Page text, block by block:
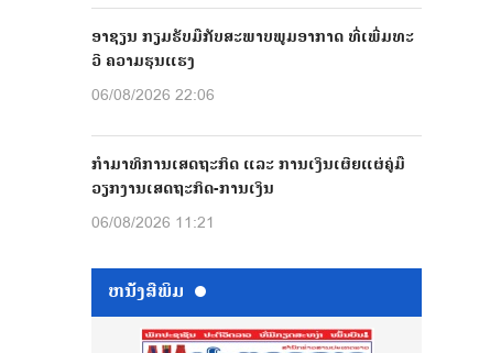
ອາຊຽນ ກຽມຮັບມືກັບສະພາບພູມອາກາດ ທີ່ເພີ່ມທະ
ວີ ຄວາມຮຸນແຮງ
06/08/2026 22:06
ກຳມາທິການເສດຖະກິດ ແລະ ການເງິນເຜີຍແຜ່ຄູ່ມື
ວຽກງານເສດຖະກິດ-ການເງິນ
06/08/2026 11:21
ຫນ້ັງສືພິມ